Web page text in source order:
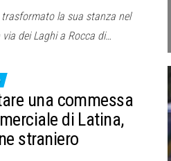
la sua stanza nel
dei Laghi a Rocca di…
una commessa
di Latina,
straniero